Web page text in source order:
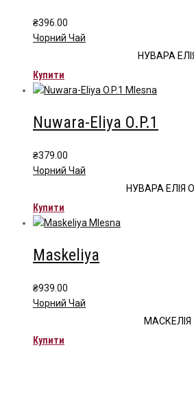
₴396.00
Чорний Чай
НУВАРА
Купити
Nuwara-Eliya O.P.1
₴379.00
Чорний Чай
НУВАРА ЕЛІЯ
Купити
Maskeliya
₴939.00
Чорний Чай
МАСКЕЛІЯ
Купити